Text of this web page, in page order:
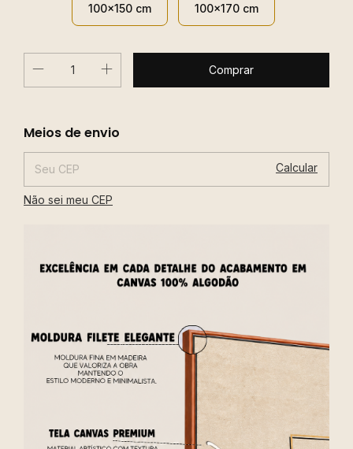
100x150 cm 100x170 cm
Entregas para o CEP:
Meios de envio
Calcular
Não sei meu CEP